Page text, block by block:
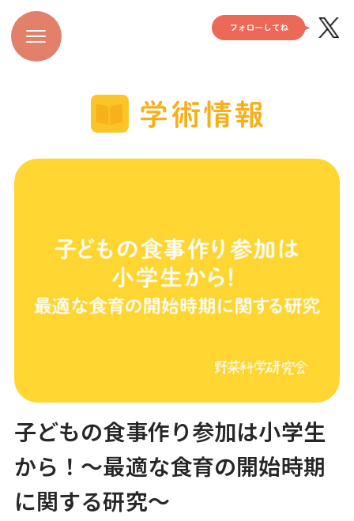
子どもの食事作り参加は小学生
から！〜最適な食育の開始時期
に関する研究〜